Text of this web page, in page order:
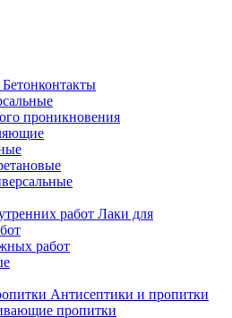
Бетонконтакты
проникновения
Лаки для
работ
Антисептики и пропитки